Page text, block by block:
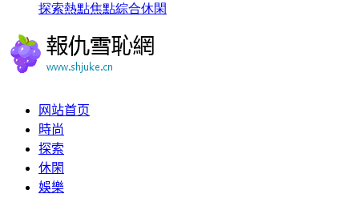
探索熱點焦點綜合休閑
网站首页
時尚
探索
休閑
娛樂